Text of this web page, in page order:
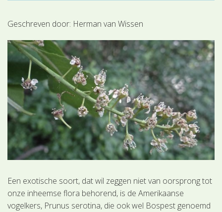
Determineren
Geschreven door: Herman van Wissen
Een exotische soort, dat wil zeggen niet van oorsprong tot
onze inheemse flora behorend, is de Amerikaanse
vogelkers, Prunus serotina, die ook wel Bospest genoemd